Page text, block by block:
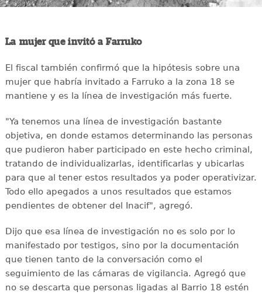
La mujer que invitó a Farruko
El fiscal también confirmó que la hipótesis sobre una
mujer que habría invitado a Farruko a la zona 18 se
mantiene y es la línea de investigación más fuerte.
"Ya tenemos una línea de investigación bastante
objetiva, en donde estamos determinando las personas
que pudieron haber participado en este hecho criminal,
tratando de individualizarlas, identificarlas y ubicarlas
para que al tener estos resultados ya poder operativizar.
Todo ello apegados a unos resultados que estamos
pendientes de obtener del Inacif", agregó.
Dijo que esa línea de investigación no es solo por lo
manifestado por testigos, sino por la documentación
que tienen tanto de la conversación como el
seguimiento de las cámaras de vigilancia. Agregó que
no se descarta que personas ligadas al Barrio 18 estén